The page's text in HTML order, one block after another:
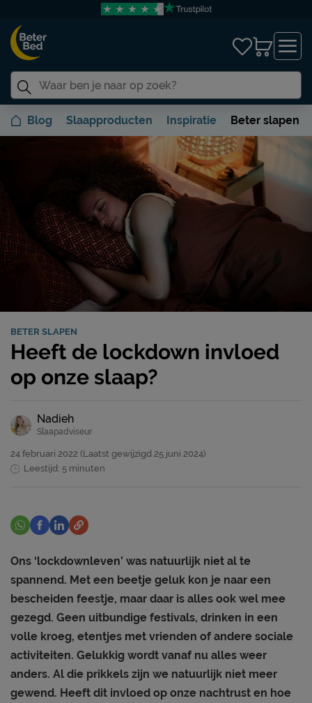
Blog Slaapproducten Inspiratie Beter slapen
BETER SLAPEN
Heeft de lockdown invloed
op onze slaap?
Nadieh
Slaapadviseur
24 februari 2022 (Laatst gewijzigd 25 juni 2024)
Leestijd: 5 minuten
Ons ‘lockdownleven’ was natuurlijk niet al te
spannend. Met een beetje geluk kon je naar een
bescheiden feestje, maar daar is alles ook wel mee
gezegd. Geen uitbundige festivals, drinken in een
volle kroeg, etentjes met vrienden of andere sociale
activiteiten. Gelukkig wordt vanaf nu alles weer
anders. Al die prikkels zijn we natuurlijk niet meer
gewend. Heeft dit invloed op onze nachtrust en hoe